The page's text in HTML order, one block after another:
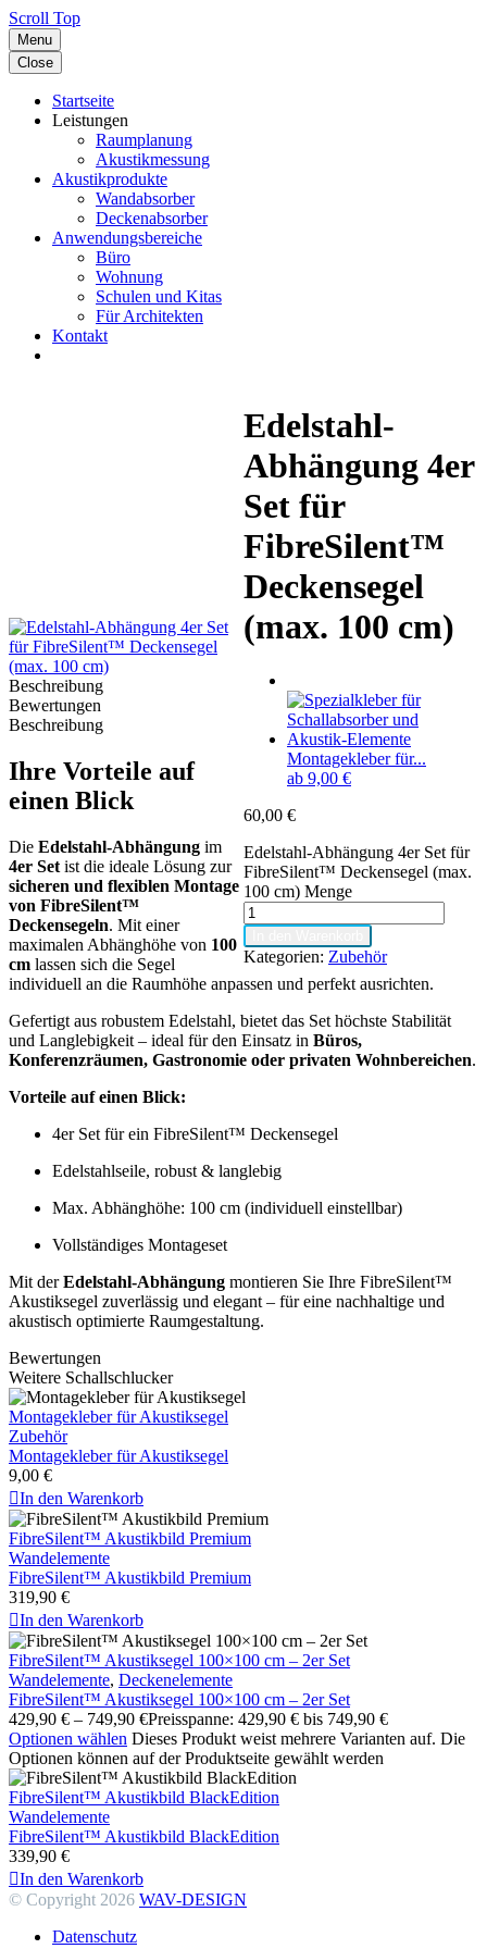
Scroll Top
Menu
Close
Startseite
Leistungen
Raumplanung
Akustikmessung
Akustikprodukte
Wandabsorber
Deckenabsorber
Anwendungsbereiche
Büro
Wohnung
Schulen und Kitas
Für Architekten
Kontakt
Edelstahl-
Abhängung 4er
Set für
FibreSilent™
Deckensegel
(max. 100 cm)
Montagekleber für...
ab 9,00 €
60,00 €
Edelstahl-Abhängung 4er Set für
FibreSilent™ Deckensegel (max.
100 cm) Menge
Kategorien: Zubehör
Beschreibung
Bewertungen
Beschreibung
Ihre Vorteile auf
einen Blick
Die Edelstahl-Abhängung im
4er Set ist die ideale Lösung zur
sicheren und flexiblen Montage
von FibreSilent™
Deckensegeln. Mit einer
maximalen Abhänghöhe von 100
cm lassen sich die Segel
individuell an die Raumhöhe anpassen und perfekt ausrichten.
Gefertigt aus robustem Edelstahl, bietet das Set höchste Stabilität
und Langlebigkeit – ideal für den Einsatz in Büros,
Konferenzräumen, Gastronomie oder privaten Wohnbereichen.
Vorteile auf einen Blick:
4er Set für ein FibreSilent™ Deckensegel
Edelstahlseile, robust & langlebig
Max. Abhänghöhe: 100 cm (individuell einstellbar)
Vollständiges Montageset
Mit derEdelstahl-Abhängung montieren Sie Ihre FibreSilent™
Akustiksegel zuverlässig und elegant – für eine nachhaltige und
akustisch optimierte Raumgestaltung.
Bewertungen
Weitere Schallschlucker
Montagekleber für Akustiksegel
Zubehör
Montagekleber für Akustiksegel
9,00 €
In den Warenkorb
FibreSilent™ Akustikbild Premium
Wandelemente
FibreSilent™ Akustikbild Premium
319,90 €
In den Warenkorb
FibreSilent™ Akustiksegel 100×100 cm – 2er Set
Wandelemente, Deckenelemente
FibreSilent™ Akustiksegel 100×100 cm – 2er Set
429,90 € – 749,90 €Preisspanne: 429,90 € bis 749,90 €
Optionen wählen Dieses Produkt weist mehrere Varianten auf. Die
Optionen können auf der Produktseite gewählt werden
FibreSilent™ Akustikbild BlackEdition
Wandelemente
FibreSilent™ Akustikbild BlackEdition
339,90 €
In den Warenkorb
© Copyright 2026 WAV-DESIGN
Datenschutz